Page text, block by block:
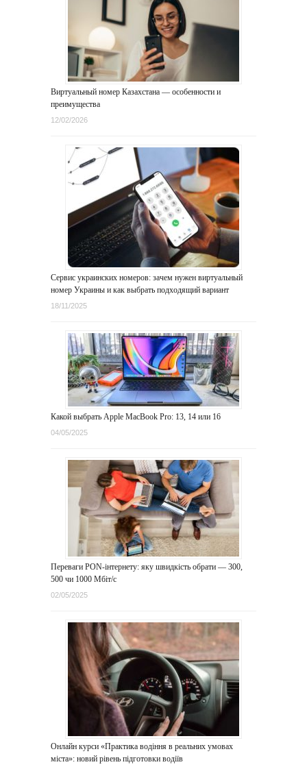
Виртуальный номер Казахстана — особенности и
преимущества
12/02/2026
Сервис украинских номеров: зачем нужен виртуальный
номер Украины и как выбрать подходящий вариант
18/11/2025
Какой выбрать Apple MacBook Pro: 13, 14 или 16
04/05/2025
Переваги PON-інтернету: яку швидкість обрати — 300,
500 чи 1000 Мбіт/с
02/05/2025
Онлайн курси «Практика водіння в реальних умовах
міста»: новий рівень підготовки водіїв